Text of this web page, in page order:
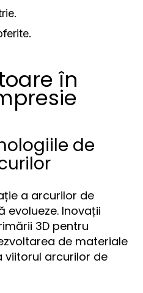
în
de
a arcurilor de
evolueze. Inovații
3D pentru
de materiale
viitorul arcurilor de